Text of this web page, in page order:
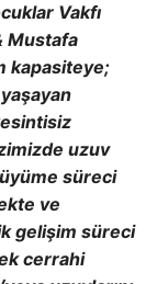
Vakfı
Mustafa
kapasiteye;
uzuv
süreci
ve
gelişim süreci
cerrahi